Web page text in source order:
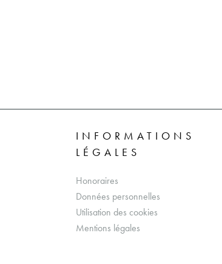
INFORMATIONS
LÉGALES
Honoraires
Données personnelles
Utilisation des cookies
Mentions légales